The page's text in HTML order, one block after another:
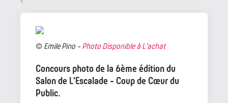
©️ Emile Pino - Photo Disponible à L'achat
Concours photo de la 6ème édition du
Salon de L'Escalade - Coup de Cœur du
Public.